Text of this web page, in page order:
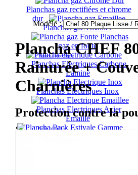
Planchas gaz rectifiées et chrome
dur
Planchas gaz émaillée
Planchas
gaz en fonte
Plancha électrique
Planchas Electriques Carbone
Laminé
Planchas Electriques Inox
Planchas Electriques Acier
Emaillé
Packs plancha
Gamme
Modèle :
Plancha CHEF
Rainurée +
Charnières
Protection contre la